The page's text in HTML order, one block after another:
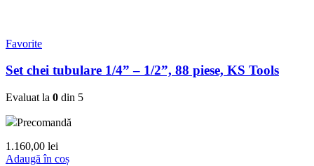
Favorite
Set chei tubulare 1/4” – 1/2”, 88 piese, KS Tools
Evaluat la 0 din 5
Precomandă
1.160,00 lei
Adaugă în coș